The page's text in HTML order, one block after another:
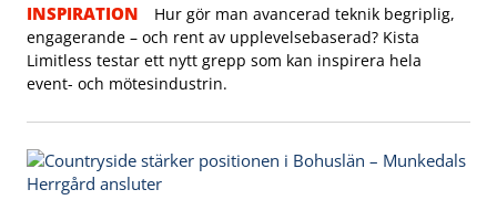
INSPIRATION
Hur gör man avancerad teknik begriplig,
engagerande – och rent av upplevelsebaserad? Kista
Limitless testar ett nytt grepp som kan inspirera hela
event- och mötesindustrin.